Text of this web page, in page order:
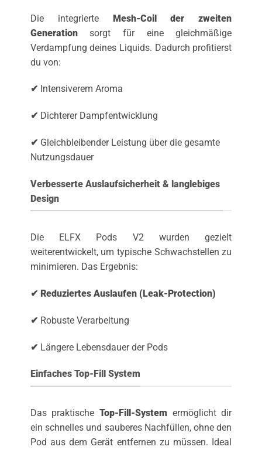
Die integrierte Mesh-Coil der zweiten
Generationsorgt für eine gleichmäßige
Verdampfung deines Liquids. Dadurch profitierst
du von:
✔ Intensiverem Aroma
✔ Dichterer Dampfentwicklung
✔ Gleichbleibender Leistung über die gesamte
Nutzungsdauer
Verbesserte Auslaufsicherheit & langlebiges
Design
Die ELFX Pods V2 wurden gezielt
weiterentwickelt, um typische Schwachstellen zu
minimieren. Das Ergebnis:
✔ Reduziertes Auslaufen (Leak-Protection)
✔ Robuste Verarbeitung
✔ Längere Lebensdauer der Pods
Einfaches Top-Fill System
Das praktische Top-Fill-System ermöglicht dir
ein schnelles und sauberes Nachfüllen, ohne den
Pod aus dem Gerät entfernen zu müssen. Ideal